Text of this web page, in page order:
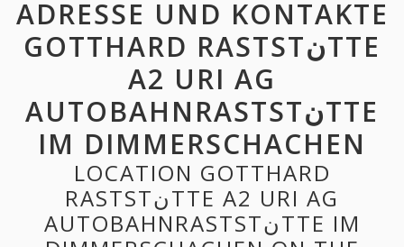
ADRESSE UND KONTAKTE
GOTTHARD RASTSTنTTE
A2 URI AG
AUTOBAHNRASTSTنTTE
IM DIMMERSCHACHEN
LOCATION GOTTHARD
RASTSTنTTE A2 URI AG
AUTOBAHNRASTSTنTTE IM